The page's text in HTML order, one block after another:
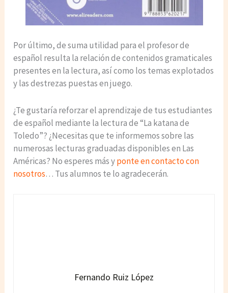
Por último, de suma utilidad para el profesor de
español resulta la relación de contenidos gramaticales
presentes en la lectura, así como los temas explotados
y las destrezas puestas en juego.
¿Te gustaría reforzar el aprendizaje de tus estudiantes
de español mediante la lectura de “La katana de
Toledo”? ¿Necesitas que te informemos sobre las
numerosas lecturas graduadas disponibles en Las
Américas? No esperes más yponte en contacto con
nosotros… Tus alumnos te lo agradecerán.
Fernando Ruiz López